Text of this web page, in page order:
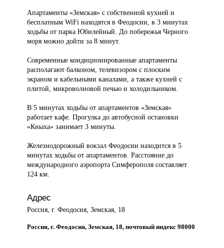
Апартаменты «Земская»с собственной кухней и
бесплатным WiFi находятся в Феодосии, в 3 минутах
ходьбы от парка Юбилейный. До побережья Черного
моря можно дойти за 8 минут.
Современные кондиционированные апартаменты
располагают балконом, телевизором с плоским
экраном и кабельными каналами, а также кухней с
плитой, микроволновой печью и холодильником.
В 5 минутах ходьбы от апартаментов «Земская»
работает кафе. Прогулка до автобусной остановки
«Кныха» занимает 3 минуты.
Железнодорожный вокзал Феодосии находится в 5
минутах ходьбы от апартаментов. Расстояние до
международного аэропорта Симферополя составляет
124 км.
Адрес
Россия, г. Феодосия, Земская, 18
Россия, г. Феодосия, Земская, 18, почтовый индекс 98000